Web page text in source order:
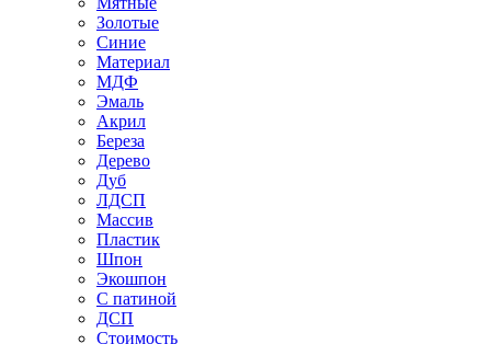
Золотые
Синие
Материал
МДФ
Эмаль
Акрил
Береза
Дерево
Дуб
ЛДСП
Массив
Пластик
Шпон
Экошпон
С патиной
ДСП
Стоимость